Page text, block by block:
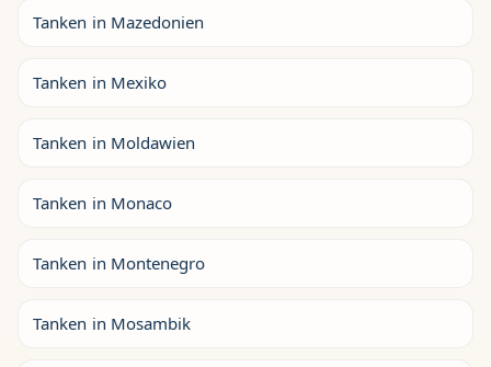
Tanken in Mazedonien
Tanken in Mexiko
Tanken in Moldawien
Tanken in Monaco
Tanken in Montenegro
Tanken in Mosambik